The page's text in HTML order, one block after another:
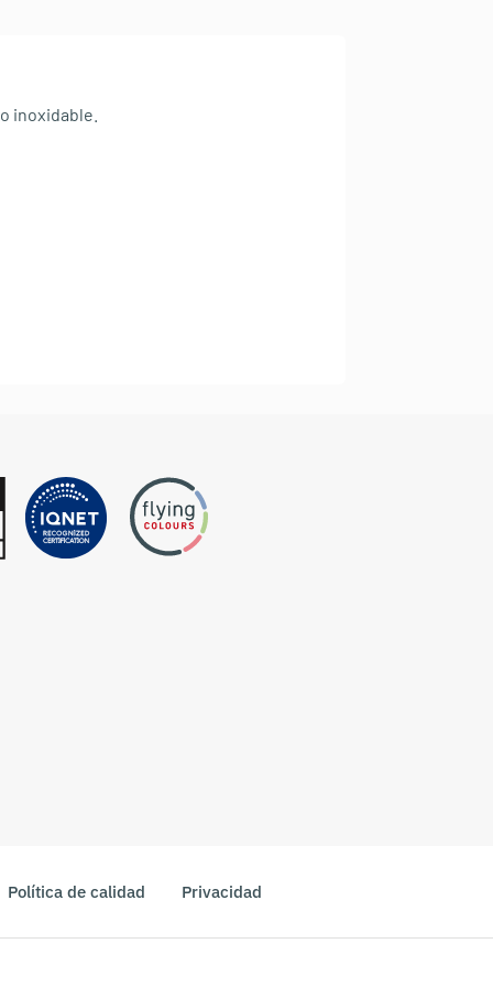
inoxidable.
Política de calidad Privacidad